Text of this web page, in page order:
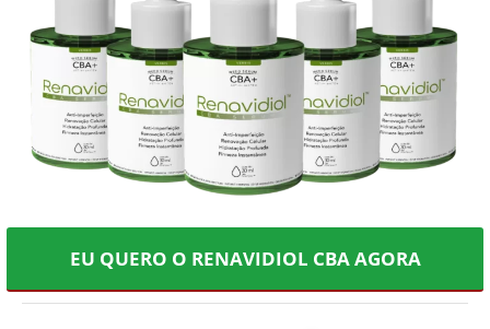
EU QUERO O RENAVIDIOL CBA AGORA